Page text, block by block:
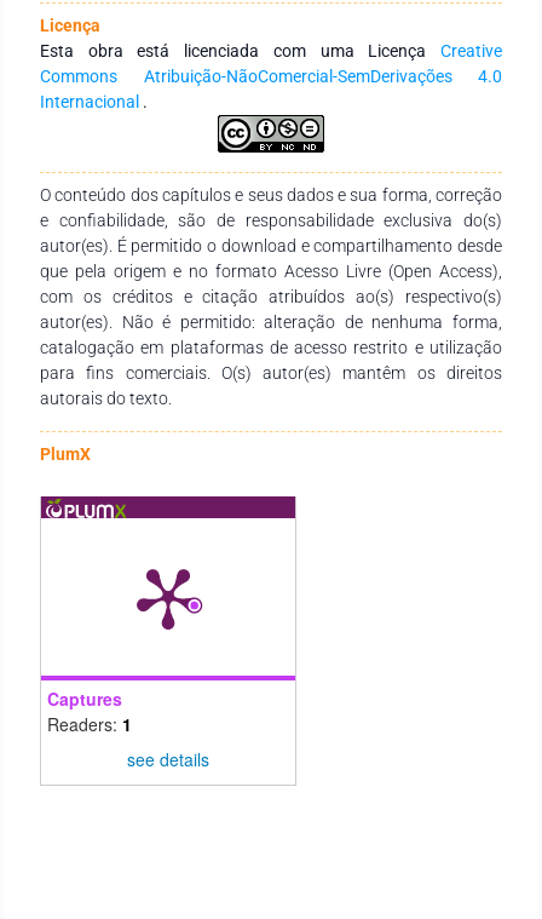
SUS na atenção básica é benéfica em relação ao não uso,
entretanto é necessário uma maior adesão por parte da rede
compositora das Unidades Básicas de Saúde. Ademais, é
preciso maior validação por parte política do setor público.
Licença
Esta obra está licenciada com uma Licença Creative
Commons Atribuição-NãoComercial-SemDerivações 4.0
Internacional .
O conteúdo dos capítulos e seus dados e sua forma, correção
e confiabilidade, são de responsabilidade exclusiva do(s)
autor(es). É permitido o download e compartilhamento desde
que pela origem e no formato Acesso Livre (Open Access),
com os créditos e citação atribuídos ao(s) respectivo(s)
autor(es). Não é permitido: alteração de nenhuma forma,
catalogação em plataformas de acesso restrito e utilização
para fins comerciais. O(s) autor(es) mantêm os direitos
autorais do texto.
PlumX
Captures
Readers: 1
see details